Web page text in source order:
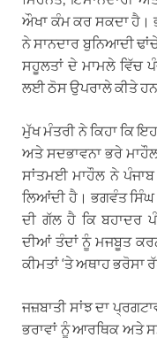
ਔਖਾ ਕੰਮ ਕਰ ਸਕਦਾ ਹੈ।
ਨੇ ਸਾਨਦਾਰ ਬੁਨਿਆਦੀ
ਸਹੂਲਤਾਂ ਦੇ ਮਾਮਲੇ ਵਿੱਚ
ਲਈ ਠੋਸ ਉਪਰਾਲੇ ਕੀਤੇ
ਮੁੱਖ ਮੰਤਰੀ ਨੇ ਕਿਹਾ ਕਿ
ਅਤੇ ਸਦਭਾਵਨਾ ਭਰੇ
ਸਾਂਤਮਈ ਮਾਹੌਲ ਨੇ ਪੰਜਾਬ
ਲਿਆਂਦੀ ਹੈ। ਭਗਵੰਤ ਸਿੰਘ
ਦੀ ਗੱਲ ਹੈ ਕਿ ਬਹਾਦਰ
ਦੀਆਂ ਤੰਦਾਂ ਨੂੰ ਮਜਬੂਤ
ਕੀਮਤਾਂ ‘ਤੇ ਅਥਾਹ ਭਰੋਸਾ
ਜਜ਼ਬਾਤੀ ਸਾਂਝ ਦਾ
ਭਰਾਵਾਂ ਨੂੰ ਆਰਥਿਕ ਅਤੇ